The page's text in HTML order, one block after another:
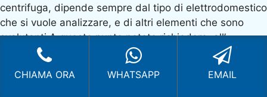
centrifuga, dipende sempre dal tipo di elettrodomestico
che si vuole analizzare, e di altri elementi che sono
svalutanti.A questo punto potete richiedere, all’
Assistenza Elettrodomestici Ariston Via Padre
Reginaldo Giuliani Lissone, una verifica di funzionalità
in previsione di una vendita del vostro elettrodomestico
CHIAMA ORA WHATSAPP EMAIL